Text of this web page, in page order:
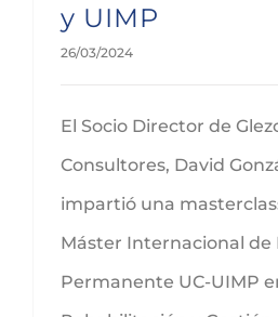
y UIMP
26/03/2024
El Socio Director de
Consultores, David
impartió una
Máster Internacional de
Permanente UC-UIMP